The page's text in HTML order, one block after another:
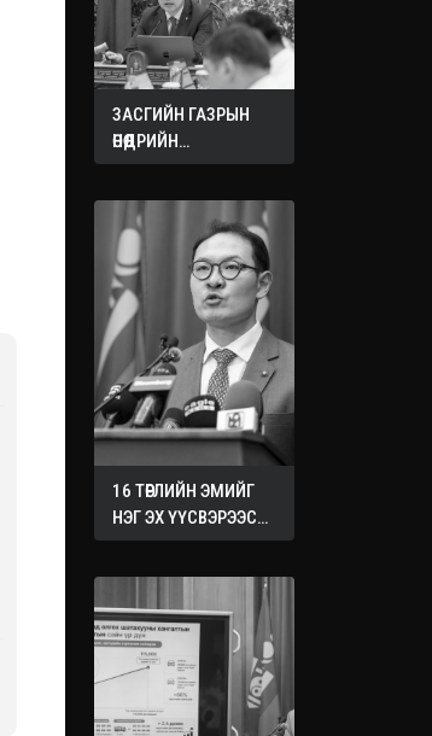
ЗАСГИЙН ГАЗРЫН
ӨНӨӨДРИЙН
ХУРАЛДААНААС
ШИЙДВЭРҮҮД
16 ТӨРЛИЙН ЭМИЙГ
НЭГ ЭХ ҮҮСВЭРЭЭС
ХУДАЛДАН АВАХ